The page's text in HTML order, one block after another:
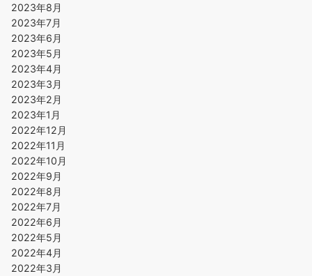
2023年8月
2023年7月
2023年6月
2023年5月
2023年4月
2023年3月
2023年2月
2023年1月
2022年12月
2022年11月
2022年10月
2022年9月
2022年8月
2022年7月
2022年6月
2022年5月
2022年4月
2022年3月